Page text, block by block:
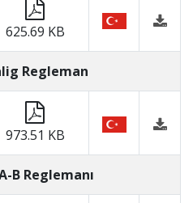
625.69 KB
Regleman
973.51 KB
B Reglemanı